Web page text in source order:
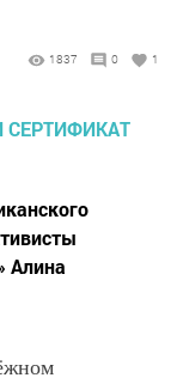
1837 0 1
Алина